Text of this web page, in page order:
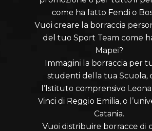
come ha fatto Fendi o
Vuoi creare la borraccia
del tuo Sport Team come
Mapei?
Immagini la borraccia per
studenti della tua Scuola,
l’Istituto comprensivo
Vinci di Reggio Emilia, o
Catania.
Vuoi distribuire borracce di